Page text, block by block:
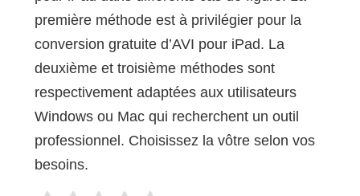
première méthode est à privilégier pour la
conversion gratuite d’AVI pour iPad. La
deuxième et troisième méthodes sont
respectivement adaptées aux utilisateurs
Windows ou Mac qui recherchent un outil
professionnel. Choisissez la vôtre selon vos
besoins.